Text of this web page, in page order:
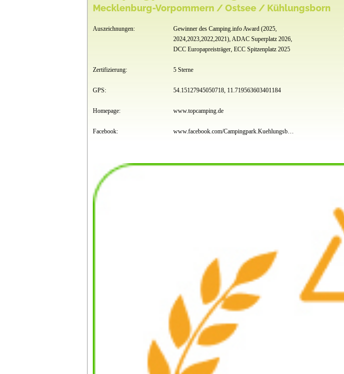
Mecklenburg-Vorpommern / Ostsee / Kühlungsborn
Auszeichnungen:
Gewinner des Camping.info Award (2025,
2024,2023,2022,2021), ADAC Superplatz 2026,
DCC Europapreisträger, ECC Spitzenplatz 2025
Zertifizierung: 5 Sterne
GPS: 54.15127945050718, 11.719563603401184
Homepage: www.topcamping.de
Facebook: www.facebook.com/Campingpark.Kuehlungsborn